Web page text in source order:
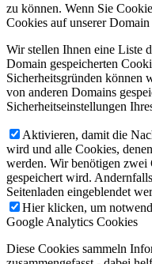
zu können. Wenn Sie
Cookies auf unserer Domain
Wir stellen Ihnen eine Liste
Domain gespeicherten
Sicherheitsgründen können
von anderen Domains
Sicherheitseinstellungen
Aktivieren, damit die
wird und alle Cookies,
werden. Wir benötigen zwei
gespeichert wird.
Seitenladen eingeblendet
Hier klicken, um
Google Analytics Cookies
Diese Cookies sammeln